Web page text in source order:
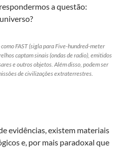
a questão:
FAST (sigla para Five-hundred-meter
captam sinais (ondas de radio), emitidos
e outros objetos. Além disso, podem ser
de civilizações extraterrestres.
evidências, existem materiais
e, por mais paradoxal que